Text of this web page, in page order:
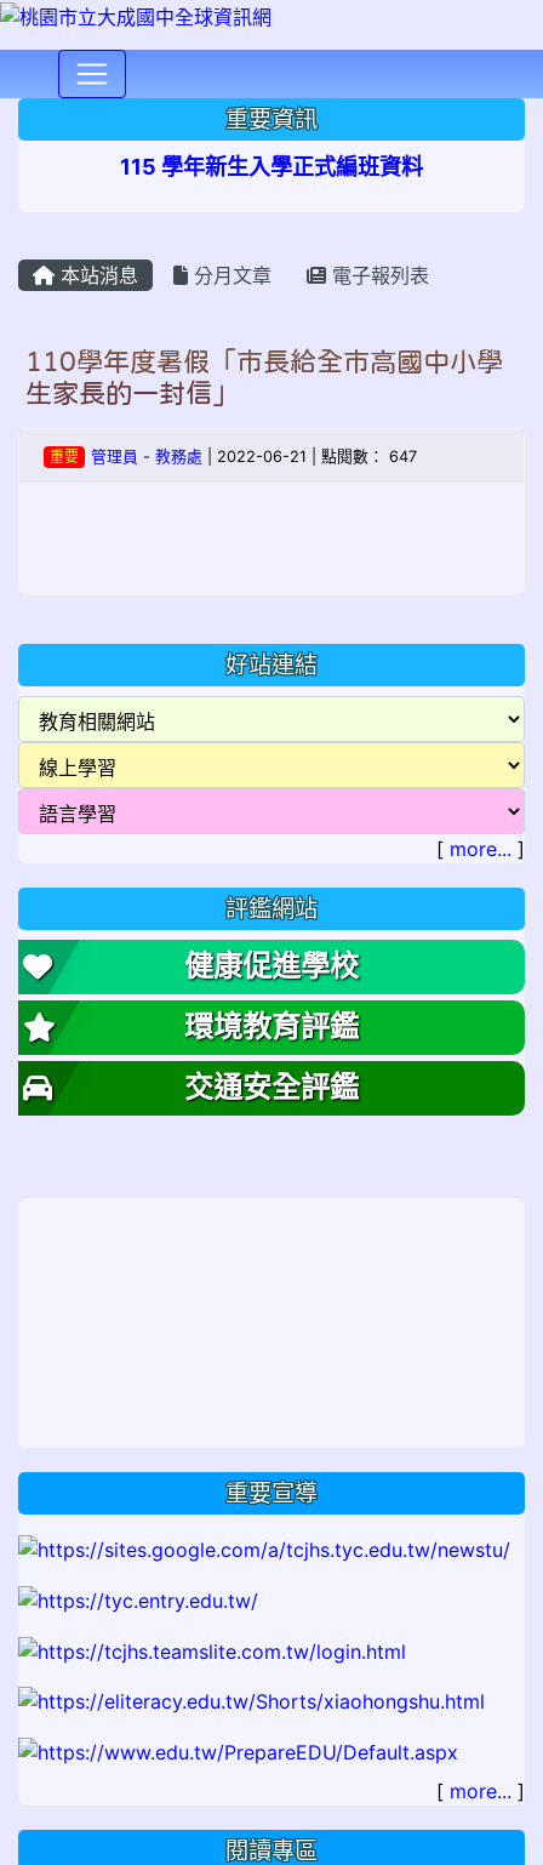
重要資訊
115 學年新生入學正式編班資料
本站消息 分月文章 電子報列表
110學年度暑假「市長給全市高國中小學
生家長的一封信」
重要 管理員 - 教務處 | 2022-06-21 | 點閱數： 647
好站連結
[ more... ]
評鑑網站
健康促進學校
環境教育評鑑
交通安全評鑑
重要宣導
[ more... ]
閱讀專區